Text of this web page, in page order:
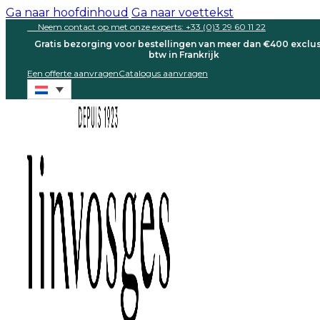
Ga naar hoofdinhoud Ga naar voettekst
Neem contact op met onze experts: +33 (0)3 29 60 11 22
Gratis bezorging voor bestellingen van meer dan €400
btw in Frankrijk
Een offerte aanvragenCatalogus aanvragen